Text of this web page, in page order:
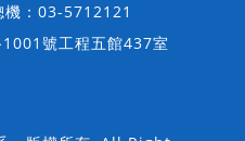
：03-5712121
號工程五館437室